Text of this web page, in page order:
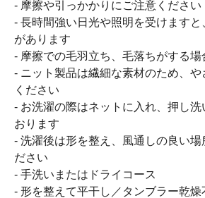
- 摩擦や引っかかりにご注意ください
- 長時間強い日光や照明を受けます
があります
- 摩擦での毛羽立ち、毛落ちがする場
- ニット製品は繊細な素材のため、
ください
- お洗濯の際はネットに入れ、押し洗
おります
- 洗濯後は形を整え、風通しの良い場
ださい
- 手洗いまたはドライコース
- 形を整えて平干し／タンブラー乾燥